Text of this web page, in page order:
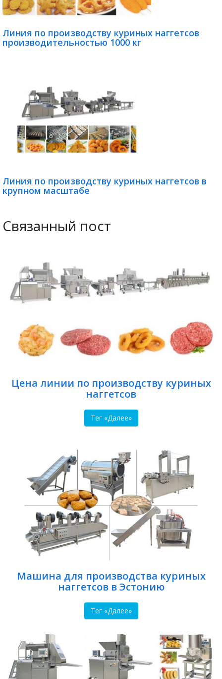
Линия по производству куриных наггетсов
производительностью 1000 кг
Линия по производству куриных наггетсов в
крупном масштабе
Связанный пост
Цена линии по производству куриных
наггетсов
Тег «Далее»
Машина для производства куриных
наггетсов в Эстонию
Тег «Далее»